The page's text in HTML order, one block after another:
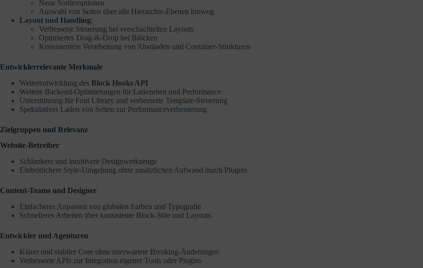
Neue Sortieroptionen
Auswahl von Seiten über alle Hierarchie-Ebenen hinweg
Layout und Handling:
Verbesserte Steuerung bei verschachtelten Layouts
Optimiertes Drag‑&‑Drop bei Blöcken
Konsistentere Verarbeitung von Abständen und Container-Strukturen
Entwicklerrelevante Merkmale
Weiterentwicklung des Block Hooks API
Weitere Backend-Optimierungen für Ladezeiten und Performance
Unterstützung für Font Library und verbesserte Template-Steuerung
Spekulatives Laden von Seiten zur Performanceverbesserung
Zielgruppen und Relevanz
Website-Betreiber
Schlankere und intuitivere Designwerkzeuge
Einheitlichere Style-Umgebung ohne zusätzlichen Aufwand durch Plugins
Content-Teams und Designer
Einfacheres Anpassen von globalen Farben und Typografie
Schnelleres Arbeiten über konsistente Block-Stile und Layouts
Entwickler und Agenturen
Klarer und stabiler Core ohne unerwartete Breaking-Änderungen
Verbesserte APIs zur Integration eigener Tools oder Plugins